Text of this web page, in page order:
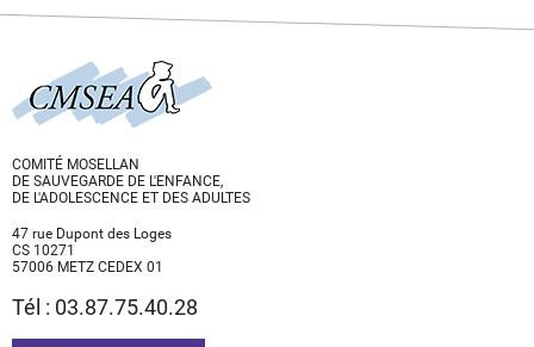
COMITÉ MOSELLAN
DE SAUVEGARDE DE L'ENFANCE,
DE L'ADOLESCENCE ET DES ADULTES
47 rue Dupont des Loges
CS 10271
57006 METZ CEDEX 01
Tél : 03.87.75.40.28